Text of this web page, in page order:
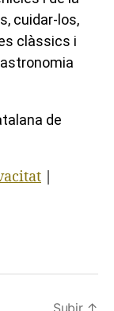
cuidar-los,
clàssics i
de
Subir ↑